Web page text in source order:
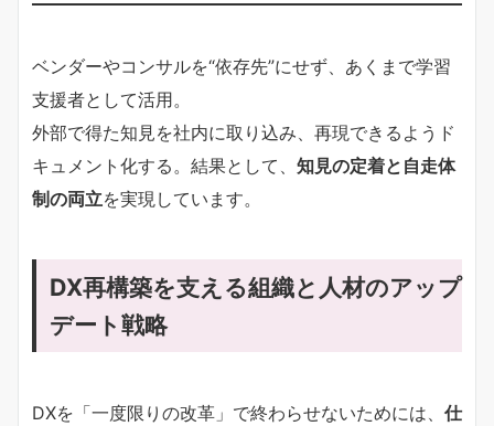
ベンダーやコンサルを“依存先”にせず、あくまで学習
支援者として活用。
外部で得た知見を社内に取り込み、再現できるようド
キュメント化する。結果として、 知見の定着と自走体
制の両立を実現しています。
DX再構築を支える組織と人材のアップ
デート戦略
DXを「一度限りの改革」で終わらせないためには、 仕